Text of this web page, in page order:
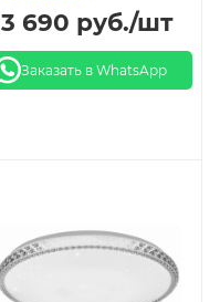
3 690 руб./шт
Заказать в WhatsApp